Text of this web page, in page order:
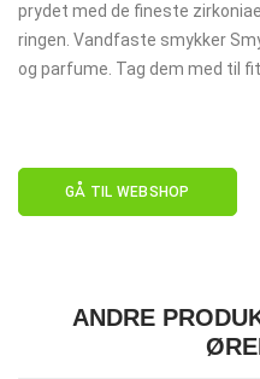
prydet med de fineste
ringen. Vandfaste smykker
og parfume. Tag dem med til
GÅ TIL WEBSHOP
ANDRE